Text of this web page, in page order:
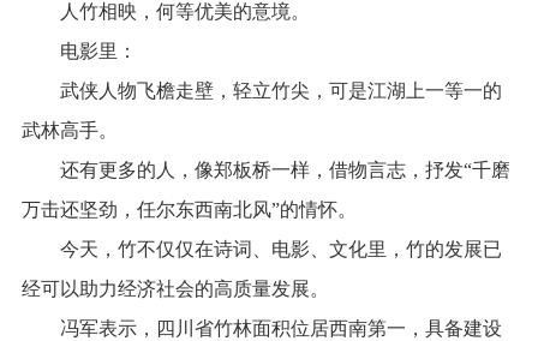
人竹相映，何等优美的意境。
电影里：
武侠人物飞檐走壁，轻立竹尖，可是江湖上一等一的
武林高手。
还有更多的人，像郑板桥一样，借物言志，抒发“千磨
万击还坚劲，任尔东西南北风”的情怀。
今天，竹不仅仅在诗词、电影、文化里，竹的发展已
经可以助力经济社会的高质量发展。
冯军表示，四川省竹林面积位居西南第一，具备建设